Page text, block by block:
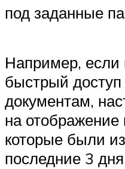
под заданные
Например, если
быстрый
документам,
на отображение
которые были
последние 3